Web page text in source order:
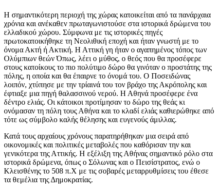
Η σημαντικότερη περιοχή της χώρας κατοικείται από τα πανάρχαια
χρόνια και ανέκαθεν πρωταγωνιστούσε στα ιστορικά δρώμενα του
ελλαδικού χώρου. Σύμφωνα με τις ιστορικές πηγές
πρωτοκατοικήθηκε τη Νεολιθική εποχή και ήταν γνωστή με το
όνομα Ακτή ή Ακτική. Η Αττική γη ήταν ο αγαπημένος τόπος των
Ολύμπιων θεών Όπως, λέει ο μύθος, ο θεός που θα προσέφερε
στους κατοίκους το πιο πολύτιμο δώρο θα γινόταν ο προστάτης της
πόλης, η οποία και θα έπαιρνε το όνομά του. Ο Ποσειδώνας
λοιπόν, χτύπησε με την τρίαινά του τον βράχο της Ακρόπολης και
έφτιαξε μια πηγή θαλασσινού νερού. Η Αθηνά προσέφερε ένα
δέντρο ελιάς. Οι κάτοικοι προτίμησαν το δώρο της θεάς κι
ονόμασαν τη πόλη τους Αθήνα και το κλαδί ελιάς καθιερώθηκε από
τότε ως σύμβολο καλής θέλησης και ευγενούς άμιλλας.
Κατά τους αρχαίους χρόνους παρατηρήθηκαν μια σειρά από
οικονομικές και πολιτικές μεταβολές που καθόρισαν την και
γενικότερα της Αττικής. Η εξέλιξη της Αθήνας σημαντικό ρόλο στα
ιστορικά δρώμενα, όπως ο Σόλωνας και ο Πεισίστρατος, ενώ ο
Κλεισθένης το 508 π.Χ με τις σοβαρές μεταρρυθμίσεις του έθεσε
τα θεμέλια της Δημοκρατίας.